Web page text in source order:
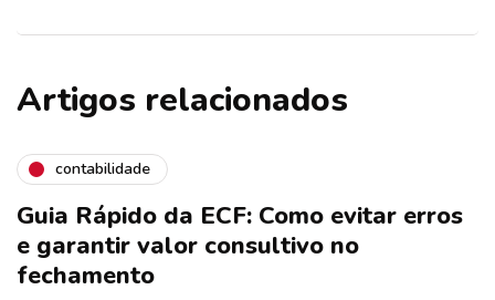
Artigos relacionados
contabilidade
Guia Rápido da ECF: Como evitar erros
e garantir valor consultivo no
fechamento